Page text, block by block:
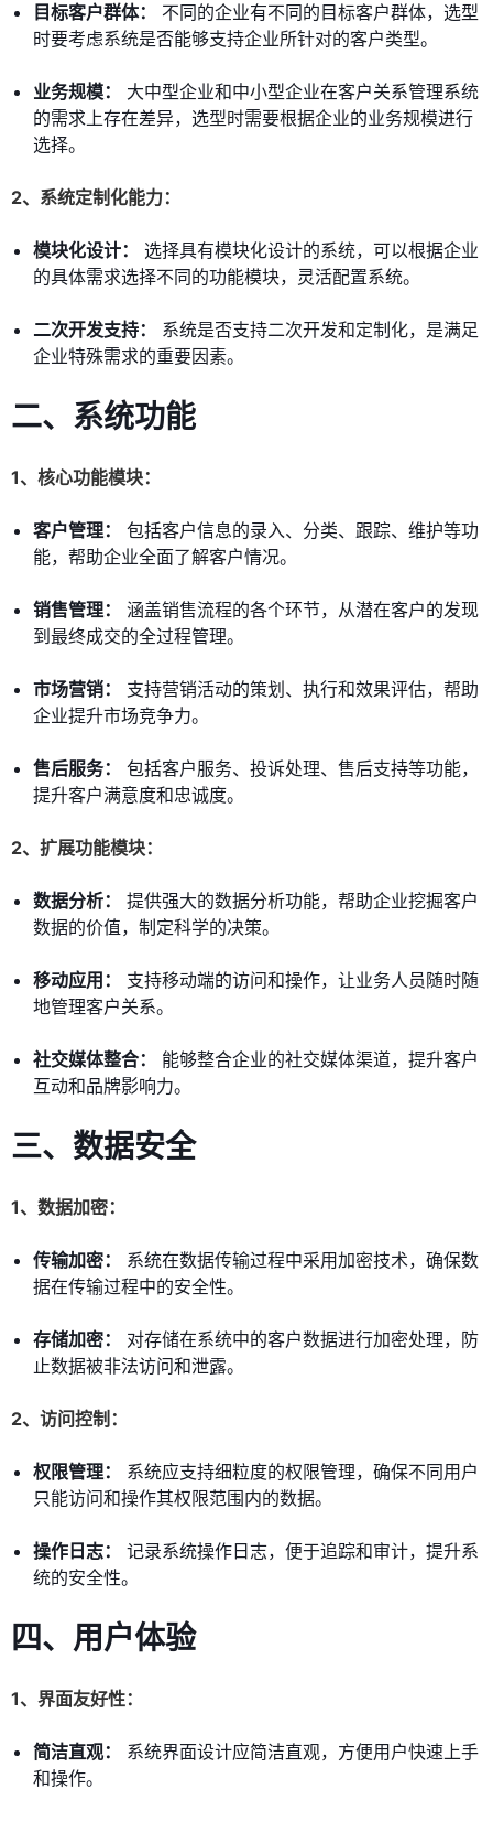
目标客户群体：
不同的企业有不同的目标客户群体，选型
时要考虑系统是否能够支持企业所针对的客户类型。
业务规模：
大中型企业和中小型企业在客户关系管理系统
的需求上存在差异，选型时需要根据企业的业务规模进行
选择。
2、系统定制化能力：
模块化设计：
选择具有模块化设计的系统，可以根据企业
的具体需求选择不同的功能模块，灵活配置系统。
二次开发支持：
系统是否支持二次开发和定制化，是满足
企业特殊需求的重要因素。
二、系统功能
1、核心功能模块：
客户管理：
包括客户信息的录入、分类、跟踪、维护等功
能，帮助企业全面了解客户情况。
销售管理：
涵盖销售流程的各个环节，从潜在客户的发现
到最终成交的全过程管理。
市场营销：
支持营销活动的策划、执行和效果评估，帮助
企业提升市场竞争力。
售后服务：
包括客户服务、投诉处理、售后支持等功能，
提升客户满意度和忠诚度。
2、扩展功能模块：
数据分析：
提供强大的数据分析功能，帮助企业挖掘客户
数据的价值，制定科学的决策。
移动应用：
支持移动端的访问和操作，让业务人员随时随
地管理客户关系。
社交媒体整合：
能够整合企业的社交媒体渠道，提升客户
互动和品牌影响力。
三、数据安全
1、数据加密：
传输加密：
系统在数据传输过程中采用加密技术，确保数
据在传输过程中的安全性。
存储加密：
对存储在系统中的客户数据进行加密处理，防
止数据被非法访问和泄露。
2、访问控制：
权限管理：
系统应支持细粒度的权限管理，确保不同用户
只能访问和操作其权限范围内的数据。
操作日志：
记录系统操作日志，便于追踪和审计，提升系
统的安全性。
四、用户体验
1、界面友好性：
简洁直观：
系统界面设计应简洁直观，方便用户快速上手
和操作。